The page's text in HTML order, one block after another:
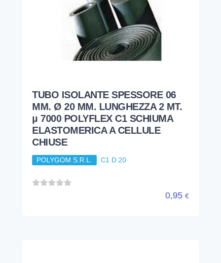
TUBO ISOLANTE SPESSORE 06
MM. Ø 20 MM. LUNGHEZZA 2 MT.
µ 7000 POLYFLEX C1 SCHIUMA
ELASTOMERICA A CELLULE
CHIUSE
POLYGOM S.R.L. C1 D 20
0,95 €